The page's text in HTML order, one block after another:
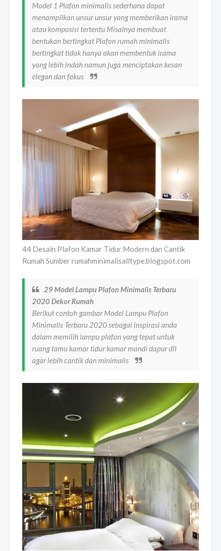
Model 1 Plafon minimalis sederhana dapat
menampilkan unsur unsur yang memberikan irama
atau komposisi tertentu Misalnya membuat
bentukan bertingkat Plafon rumah minimalis
bertingkat tidak hanya akan membentuk irama
yang lebih indah namun juga menciptakan kesan
elegan dan fokus
44 Desain Plafon Kamar Tidur Modern dan Cantik
Rumah Sumber rumahminimalisalltype.blogspot.com
29 Model Lampu Plafon Minimalis Terbaru
2020 Dekor Rumah
Berikut contoh gambar Model Lampu Plafon
Minimalis Terbaru 2020 sebagai inspirasi anda
dalam memilih lampu plafon yang tepat untuk
ruang tamu kamar tidur kamar mandi dapur dll
agar lebih cantik dan minimalis